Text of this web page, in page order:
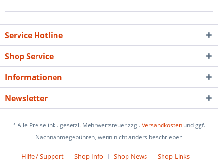
Service Hotline
Shop Service
Informationen
Newsletter
* Alle Preise inkl. gesetzl. Mehrwertsteuer zzgl.Versandkosten und ggf.
Nachnahmegebühren, wenn nicht anders beschrieben
Hilfe / Support Shop-Info Shop-News Shop-Links